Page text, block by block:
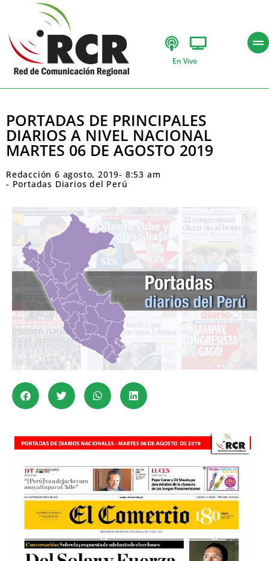
En Vivo
PORTADAS DE PRINCIPALES
DIARIOS A NIVEL NACIONAL
MARTES 06 DE AGOSTO 2019
Redacción 6 agosto, 2019- 8:53 am
- Portadas Diarios del Perú